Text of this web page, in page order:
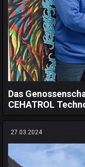
Das
CEHATROL
27.03.2024